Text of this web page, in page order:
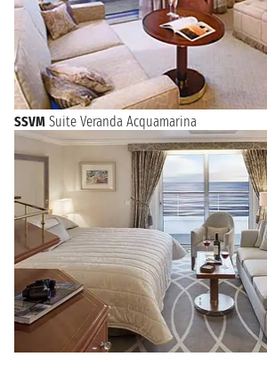
SSVM Suite Veranda Acquamarina